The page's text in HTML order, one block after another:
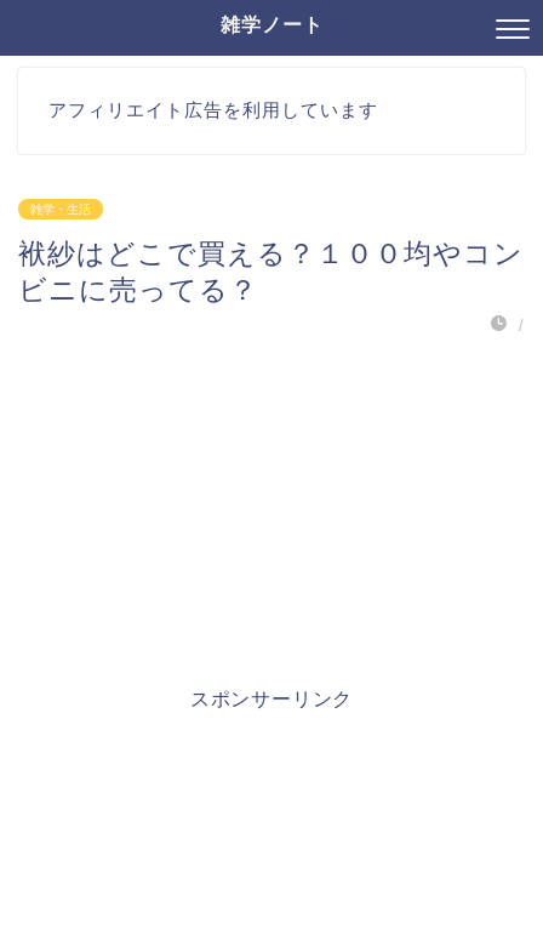
雑学ノート
アフィリエイト広告を利用しています
雑学・生活
袱紗はどこで買える？１００均やコン
ビニに売ってる？
/
スポンサーリンク